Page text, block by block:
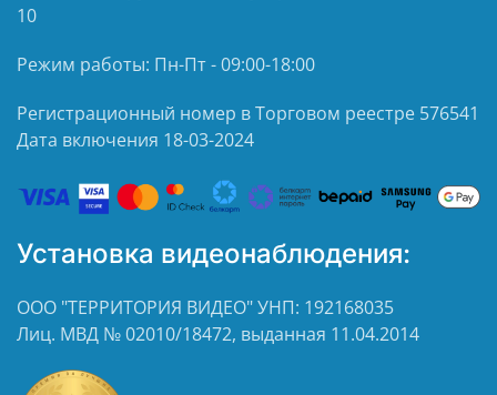
10
Режим работы: Пн-Пт - 09:00-18:00
Регистрационный номер в Торговом реестре 576541
Дата включения 18-03-2024
Установка видеонаблюдения:
ООО "ТЕРРИТОРИЯ ВИДЕО" УНП: 192168035
Лиц. МВД № 02010/18472, выданная 11.04.2014